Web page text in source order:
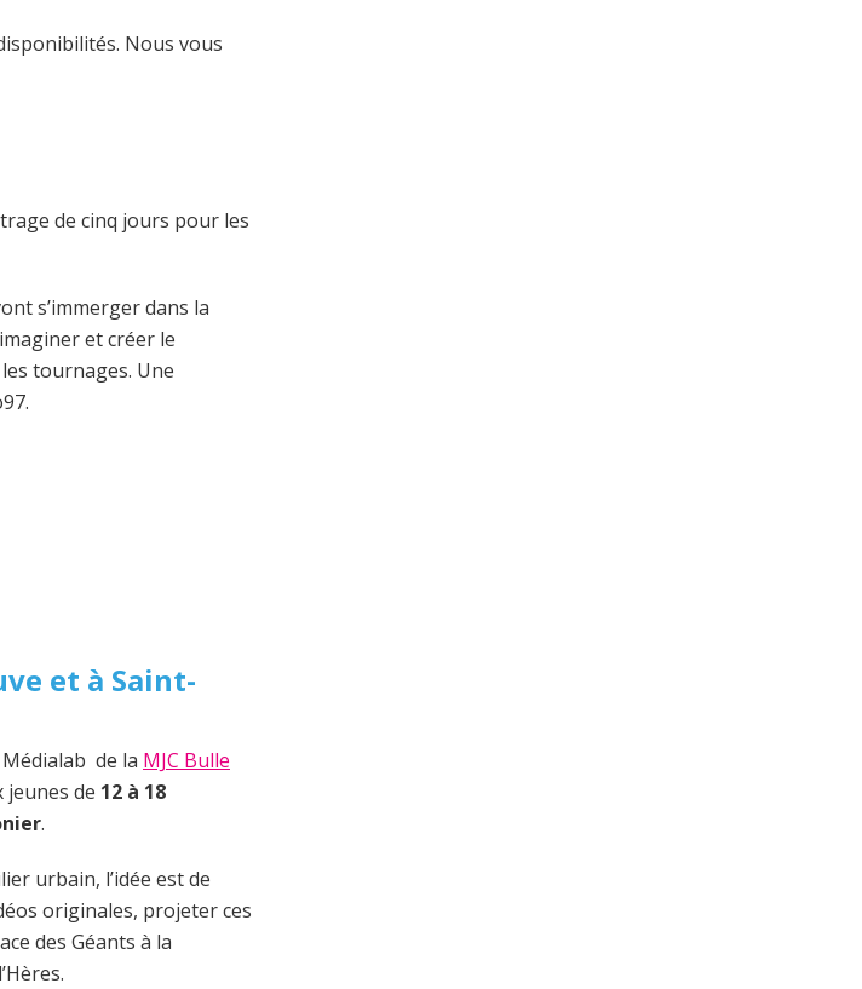
Nous vous
de cinq jours pour les
s’immerger dans la
et créer le
tournages. Une
et à Saint-
de la MJC Bulle
de 12 à 18
.
urbain, l’idée est de
originales, projeter ces
des Géants à la